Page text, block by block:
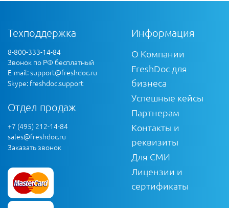
Техподдержка
8-800-333-14-84
Звонок по РФ бесплатный
E-mail:support@freshdoc.ru
Skype: freshdoc.support
Отдел продаж
+7 (495) 212-14-84
sales@freshdoc.ru
Заказать звонок
Информация
О Компании
FreshDoc для
бизнеса
Успешные кейсы
Партнерам
Контакты и
реквизиты
Для СМИ
Лицензии и
сертификаты